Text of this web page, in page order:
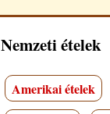
Nemzeti ételek
Amerikai ételek